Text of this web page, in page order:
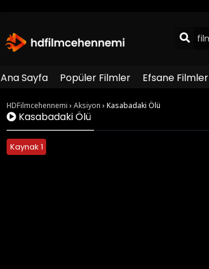
Ana Sayfa Popüler Filmler Efsane Filmler
HDFilmcehennemi › Aksiyon › Kasabadaki Ölü
Kasabadaki Ölü
Kaynak 1